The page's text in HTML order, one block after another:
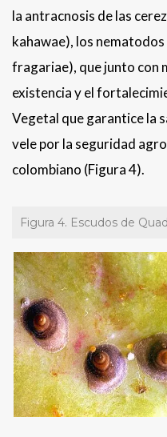
la antracnosis de las
kahawae), los
fragariae), que junto con
existencia y el
Vegetal que garantice la
vele por la seguridad
colombiano (Figura 4).
Figura 4. Escudos de